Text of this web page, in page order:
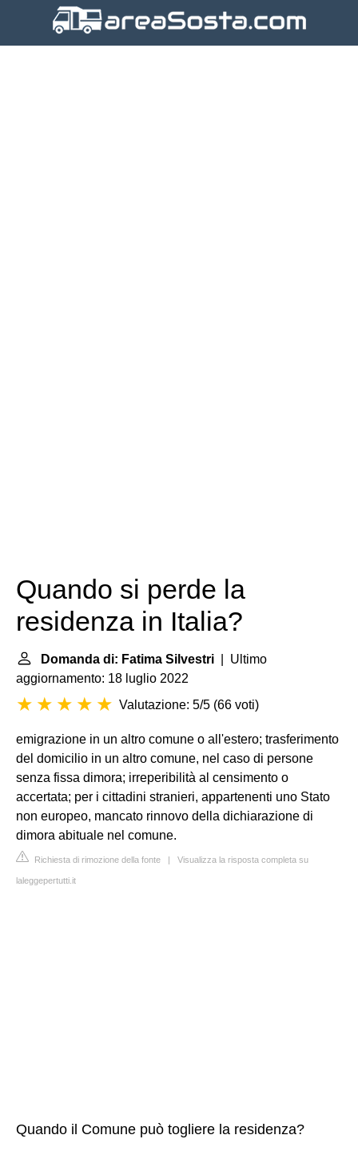
Quando si perde la
residenza in Italia?
Domanda di: Fatima Silvestri | Ultimo
aggiornamento: 18 luglio 2022
Valutazione: 5/5 (66 voti)
emigrazione in un altro comune o all'estero; trasferimento
del domicilio in un altro comune, nel caso di persone
senza fissa dimora; irreperibilità al censimento o
accertata; per i cittadini stranieri, appartenenti uno Stato
non europeo, mancato rinnovo della dichiarazione di
dimora abituale nel comune.
Richiesta di rimozione della fonte | Visualizza la risposta completa su
laleggepertutti.it
Quando il Comune può togliere la residenza?